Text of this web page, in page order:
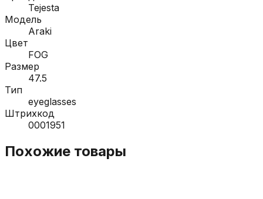
Tejesta
Модель
Araki
Цвет
FOG
Размер
47.5
Тип
eyeglasses
Штрихкод
0001951
Похожие товары